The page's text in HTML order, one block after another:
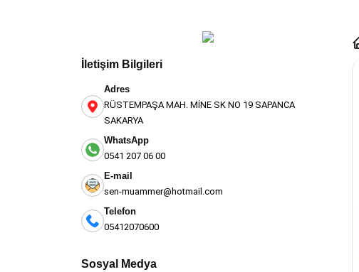
İletişim Bilgileri
Adres
RÜSTEMPAŞA MAH. MİNE SK NO 19 SAPANCA
SAKARYA
WhatsApp
0541 207 06 00
E-mail
sen-muammer@hotmail.com
Telefon
05412070600
Sosyal Medya
Teşekkür Ederiz